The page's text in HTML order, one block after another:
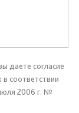
даете согласие
соответствии
2006 г. №